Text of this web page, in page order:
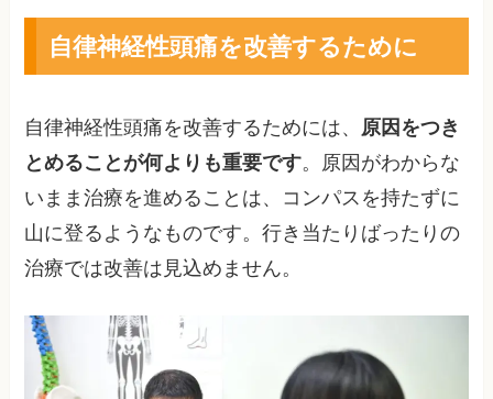
自律神経性頭痛を改善するために
自律神経性頭痛を改善するためには、 原因をつき
とめることが何よりも重要です。原因がわからな
いまま治療を進めることは、コンパスを持たずに
山に登るようなものです。行き当たりばったりの
治療では改善は見込めません。